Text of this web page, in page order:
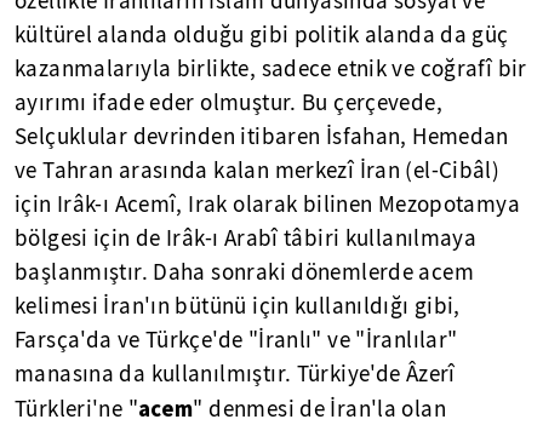
kültürel alanda olduğu gibi politik alanda da güç
kazanmalarıyla birlikte, sadece etnik ve coğrafî bir
ayırımı ifade eder olmuştur. Bu çerçevede,
Selçuklular devrinden itibaren İsfahan, Hemedan
ve Tahran arasında kalan merkezî İran (el-Cibâl)
için Irâk-ı Acemî, Irak olarak bilinen Mezopotamya
bölgesi için de Irâk-ı Arabî tâbiri kullanılmaya
başlanmıştır. Daha sonraki dönemlerde acem
kelimesi İran'ın bütünü için kullanıldığı gibi,
Farsça'da ve Türkçe'de "İranlı" ve "İranlılar"
manasına da kullanılmıştır. Türkiye'de Âzerî
Türkleri'ne "acem" denmesi de İran'la olan